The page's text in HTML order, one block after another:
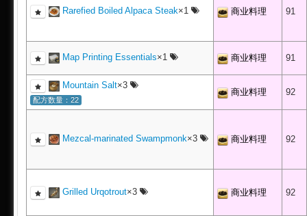
Rarefied Boiled Alpaca Steak×1 商业料理 91
Map Printing Essentials×1 商业料理 91
Mountain Salt×3
配方数量：22
商业料理 92
Mezcal-marinated Swampmonk×3 商业料理 92
Grilled Urqotrout×3 商业料理 92